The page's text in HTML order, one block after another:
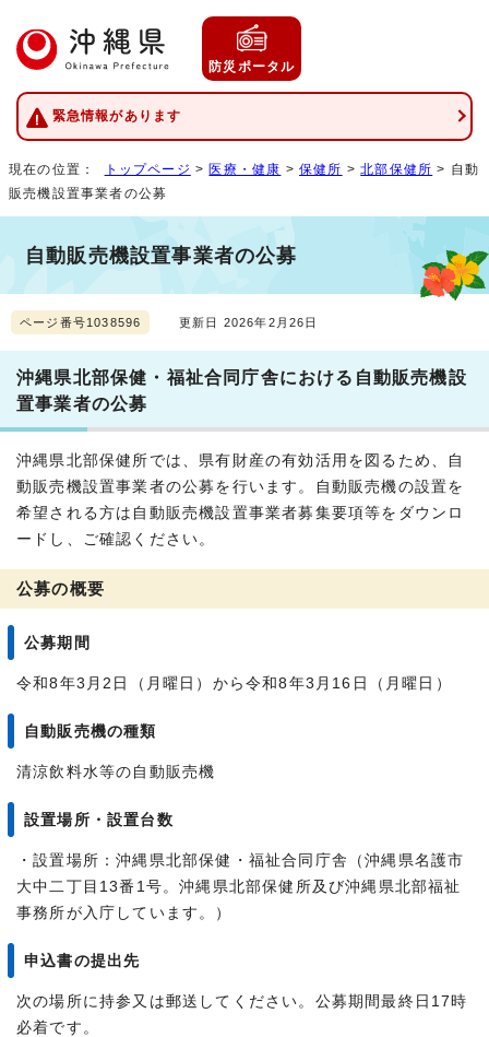
防災ポータル
緊急情報があります
現在の位置： トップページ >医療・健康 >保健所 >北部保健所 > 自動
販売機設置事業者の公募
自動販売機設置事業者の公募
ページ番号1038596 更新日 2026年2月26日
沖縄県北部保健・福祉合同庁舎における自動販売機設
置事業者の公募
沖縄県北部保健所では、県有財産の有効活用を図るため、自
動販売機設置事業者の公募を行います。自動販売機の設置を
希望される方は自動販売機設置事業者募集要項等をダウンロ
ードし、ご確認ください。
公募の概要
公募期間
令和8年3月2日（月曜日）から令和8年3月16日（月曜日）
自動販売機の種類
清涼飲料水等の自動販売機
設置場所・設置台数
・設置場所：沖縄県北部保健・福祉合同庁舎（沖縄県名護市
大中二丁目13番1号。沖縄県北部保健所及び沖縄県北部福祉
事務所が入庁しています。）
申込書の提出先
次の場所に持参又は郵送してください。公募期間最終日17時
必着です。